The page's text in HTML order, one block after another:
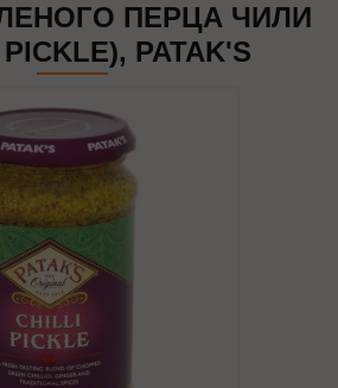
ПЕРЦА ЧИЛИ
PATAK'S